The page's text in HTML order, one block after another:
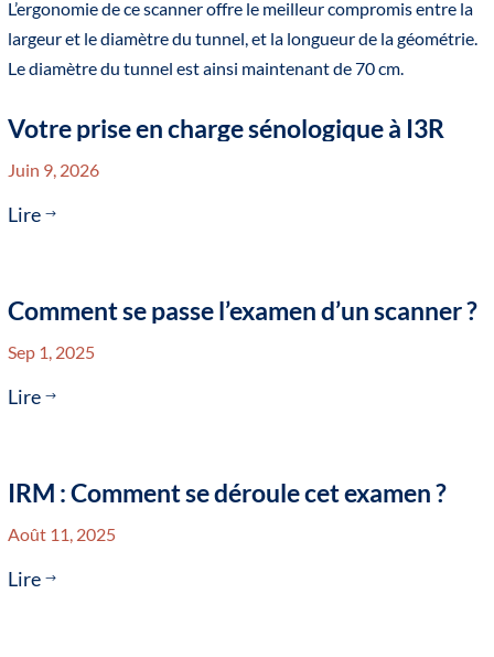
L’ergonomie de ce scanner offre le meilleur compromis entre la
largeur et le diamètre du tunnel, et la longueur de la géométrie.
Le diamètre du tunnel est ainsi maintenant de 70 cm.
Votre prise en charge sénologique à I3R
Juin 9, 2026
Lire $
Comment se passe l’examen d’un scanner ?
Sep 1, 2025
Lire $
IRM : Comment se déroule cet examen ?
Août 11, 2025
Lire $